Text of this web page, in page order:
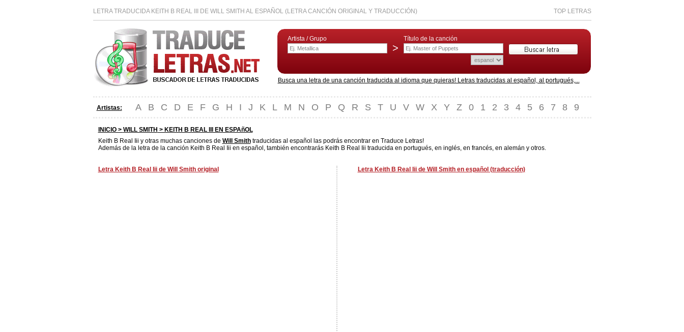
LETRA TRADUCIDA KEITH B REAL III DE WILL SMITH AL ESPAÑOL (LETRA CANCIÓN ORIGINAL Y TRADUCCIÓN) TOP LETRAS
Artista / Grupo
>
Título de la canción
Busca una letra de una canción traducida al idioma que quieras! Letras traducidas al español, al portugués,...
Artistas: A B C D E F G H I J K L M N O P Q R S T U V W X Y Z 0 1 2 3 4 5 6 7 8 9
INICIO > WILL SMITH > KEITH B REAL III EN ESPAñOL
Keith B Real Iii y otras muchas canciones de Will Smithtraducidas al español las podrás encontrar en Traduce Letras!
Además de la letra de la canción Keith B Real Iii en español, también encontrarás Keith B Real Iii traducida en portugués, en inglés, en francés, en alemán y otros.
Letra Keith B Real Iii de Will Smith original Letra Keith B Real Iii de Will Smith en español (traducción)